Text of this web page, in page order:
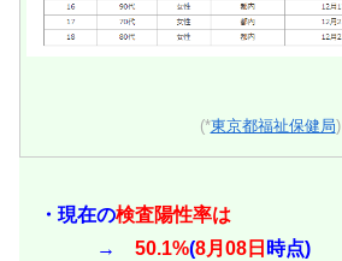
(*東京都福祉保健局)
・現在の検査陽性率は
→ 50.1%(8月08日 時点)